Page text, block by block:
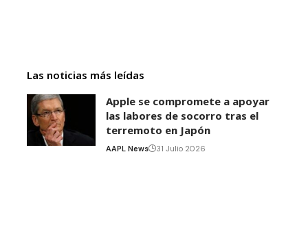
Las noticias más leídas
Apple se compromete a apoyar
las labores de socorro tras el
terremoto en Japón
AAPL News 31 Julio 2026